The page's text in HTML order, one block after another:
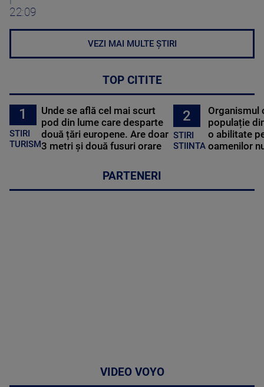
22:09
VEZI MAI MULTE ȘTIRI
TOP CITITE
1
STIRI
TURISM
Unde se află cel mai scurt
pod din lume care desparte
două țări europene. Are doar
3 metri și două fusuri orare
2
STIRI
STIINTA
Organismul
populație
o abilitate
oamenilor
PARTENERI
VIDEO VOYO